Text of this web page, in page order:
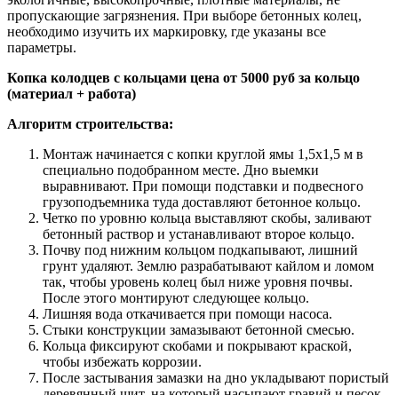
пропускающие загрязнения. При выборе бетонных колец,
необходимо изучить их маркировку, где указаны все
параметры.
Копка колодцев с кольцами цена от 5000 руб за кольцо
(материал + работа)
Алгоритм строительства:
Монтаж начинается с копки круглой ямы 1,5х1,5 м в
специально подобранном месте. Дно выемки
выравнивают. При помощи подставки и подвесного
грузоподъемника туда доставляют бетонное кольцо.
Четко по уровню кольца выставляют скобы, заливают
бетонный раствор и устанавливают второе кольцо.
Почву под нижним кольцом подкапывают, лишний
грунт удаляют. Землю разрабатывают кайлом и ломом
так, чтобы уровень колец был ниже уровня почвы.
После этого монтируют следующее кольцо.
Лишняя вода откачивается при помощи насоса.
Стыки конструкции замазывают бетонной смесью.
Кольца фиксируют скобами и покрывают краской,
чтобы избежать коррозии.
После застывания замазки на дно укладывают пористый